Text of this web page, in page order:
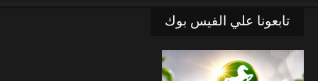
تابعونا علي الفيس بوك